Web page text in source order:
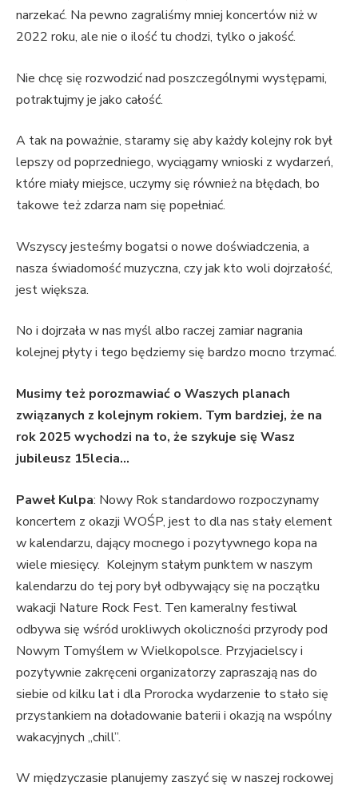
narzekać. Na pewno zagraliśmy mniej koncertów niż w
2022 roku, ale nie o ilość tu chodzi, tylko o jakość.
Nie chcę się rozwodzić nad poszczególnymi występami,
potraktujmy je jako całość.
A tak na poważnie, staramy się aby każdy kolejny rok był
lepszy od poprzedniego, wyciągamy wnioski z wydarzeń,
które miały miejsce, uczymy się również na błędach, bo
takowe też zdarza nam się popełniać.
Wszyscy jesteśmy bogatsi o nowe doświadczenia, a
nasza świadomość muzyczna, czy jak kto woli dojrzałość,
jest większa.
No i dojrzała w nas myśl albo raczej zamiar nagrania
kolejnej płyty i tego będziemy się bardzo mocno trzymać.
Musimy też porozmawiać o Waszych planach
związanych z kolejnym rokiem. Tym bardziej, że na
rok 2025 wychodzi na to, że szykuje się Wasz
jubileusz 15lecia…
Paweł Kulpa: Nowy Rok standardowo rozpoczynamy
koncertem z okazji WOŚP, jest to dla nas stały element
w kalendarzu, dający mocnego i pozytywnego kopa na
wiele miesięcy. Kolejnym stałym punktem w naszym
kalendarzu do tej pory był odbywający się na początku
wakacji Nature Rock Fest. Ten kameralny festiwal
odbywa się wśród urokliwych okoliczności przyrody pod
Nowym Tomyślem w Wielkopolsce. Przyjacielscy i
pozytywnie zakręceni organizatorzy zapraszają nas do
siebie od kilku lat i dla Prorocka wydarzenie to stało się
przystankiem na doładowanie baterii i okazją na wspólny
wakacyjnych „chill”.
W międzyczasie planujemy zaszyć się w naszej rockowej